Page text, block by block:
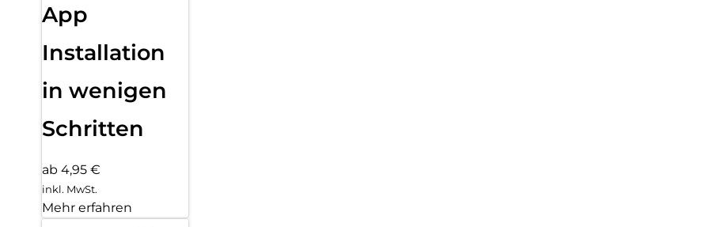
App
Installation
in wenigen
Schritten
ab 4,95 €
inkl. MwSt.
Mehr erfahren